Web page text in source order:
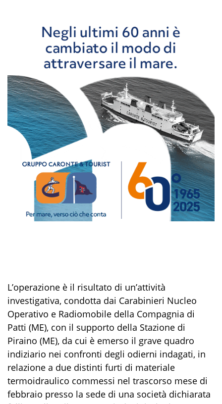
L’operazione è il risultato di un’attività
investigativa, condotta dai Carabinieri Nucleo
Operativo e Radiomobile della Compagnia di
Patti (ME), con il supporto della Stazione di
Piraino (ME), da cui è emerso il grave quadro
indiziario nei confronti degli odierni indagati, in
relazione a due distinti furti di materiale
termoidraulico commessi nel trascorso mese di
febbraio presso la sede di una società dichiarata